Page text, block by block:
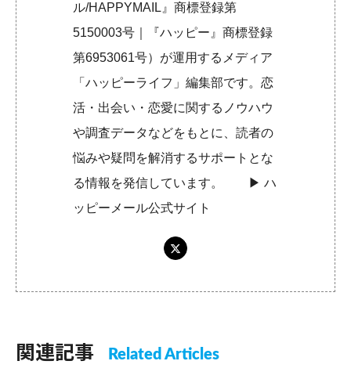
ル/HAPPYMAIL』商標登録第
5150003号｜『ハッピー』商標登録
第6953061号）が運用するメディア
「ハッピーライフ」編集部です。恋
活・出会い・恋愛に関するノウハウ
や調査データなどをもとに、読者の
悩みや疑問を解消するサポートとな
る情報を発信しています。 ▶︎ハ
ッピーメール公式サイト
関連記事 Related Articles